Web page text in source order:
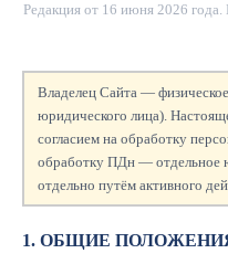
Редакция от 16 июня 2026 года.
Владелец Сайта —
юридического лица).
согласием на обработку
обработку ПДн — отдельное
отдельно путём активного
1. ОБЩИЕ